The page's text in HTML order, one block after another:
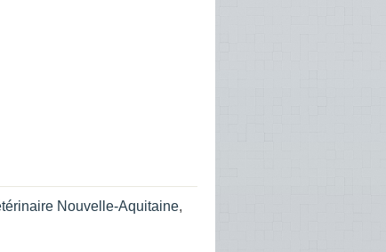
Nouvelle-Aquitaine,